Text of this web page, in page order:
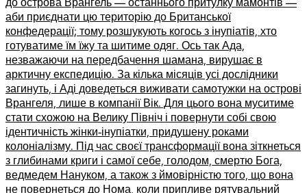
аби приєднати цю територію до Британської
конфедерації; тому розшукують когось з інупіатів, хто
готуватиме їм їжу та шитиме одяг. Ось так Ада,
незважаючи на передбачення шамана, вирушає в
арктичну експедицію. За кілька місяців усі дослідники
загинуть, і Аді доведеться виживати самотужки на острові
Врангеля, лише в компанії Вік. Для цього вона муситиме
стати схожою на Велику Північ і повернути собі свою
ідентичність жінки-інупіатки, придушену роками
колоніалізму. Під час своєї трансформації вона зіткнеться
з глибинами криги і самої себе, голодом, смертю Бога,
ведмедем Нануком, а також з ймовірністю того, що вона
не повернеться до Нома, коли припливе рятувальний